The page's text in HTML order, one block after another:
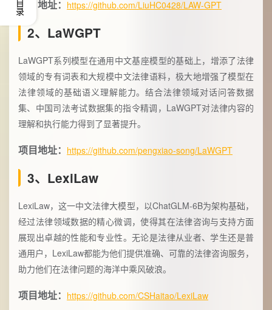
项目地址： https://github.com/LiuHC0428/LAW-GPT
2、LaWGPT
LaWGPT系列模型在通用中文基座模型的基础上，增添了法律
领域的专有词表和大规模中文法律语料，极大地增强了模型在
法律领域的基础语义理解能力。结合法律领域对话问答数据
集、中国司法考试数据集的指令精调，LaWGPT对法律内容的
理解和执行能力得到了显著提升。
项目地址： https://github.com/pengxiao-song/LaWGPT
3、LexiLaw
LexiLaw，这一中文法律大模型，以ChatGLM-6B为架构基础，
经过法律领域数据的精心微调，使得其在法律咨询与支持方面
展现出卓越的性能和专业性。无论是法律从业者、学生还是普
通用户，LexiLaw都能为他们提供准确、可靠的法律咨询服务，
助力他们在法律问题的海洋中乘风破浪。
项目地址： https://github.com/CSHaitao/LexiLaw
目录